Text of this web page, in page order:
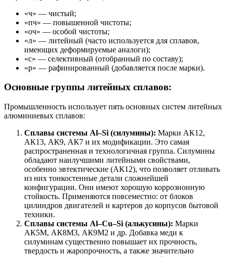
«ч» — чистый;
«пч» — повышенной чистоты;
«оч» — особой чистоты;
«л» — литейный (часто используется для сплавов,
имеющих деформируемые аналоги);
«с» — селективный (отобранный по составу);
«р» — рафинированный (добавляется после марки).
Основные группы литейных сплавов:
Промышленность использует пять основных систем литейных
алюминиевых сплавов:
Сплавы системы Al–Si (силумины): Марки АК12,
АК13, АК9, АК7 и их модификации. Это самая
распространенная и технологичная группа. Силумины
обладают наилучшими литейными свойствами,
особенно эвтектические (АК12), что позволяет отливать
из них тонкостенные детали сложнейшей
конфигурации. Они имеют хорошую коррозионную
стойкость. Применяются повсеместно: от блоков
цилиндров двигателей и картеров до корпусов бытовой
техники.
Сплавы системы Al–Cu–Si (алькусины): Марки
АК5М, АК8М3, АК9М2 и др. Добавка меди к
силуминам существенно повышает их прочность,
твердость и жаропрочность, а также значительно